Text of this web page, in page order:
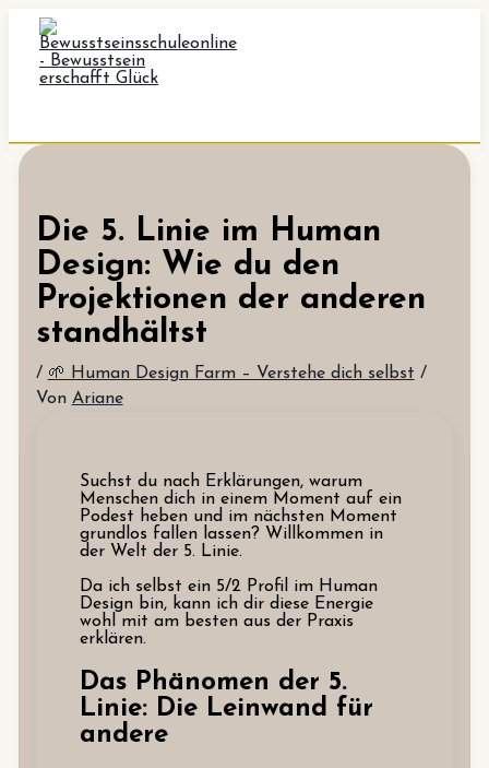
Zum
Inhalt
springen
Die 5. Linie im Human
Design: Wie du den
Projektionen der anderen
standhältst
/ 🌱 Human Design Farm – Verstehe dich selbst /
Von Ariane
Suchst du nach Erklärungen, warum
Menschen dich in einem Moment auf ein
Podest heben und im nächsten Moment
grundlos fallen lassen? Willkommen in
der Welt der 5. Linie.
Da ich selbst ein 5/2 Profil im Human
Design bin, kann ich dir diese Energie
wohl mit am besten aus der Praxis
erklären.
Das Phänomen der 5.
Linie: Die Leinwand für
andere